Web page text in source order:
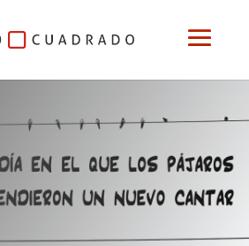
sonoro